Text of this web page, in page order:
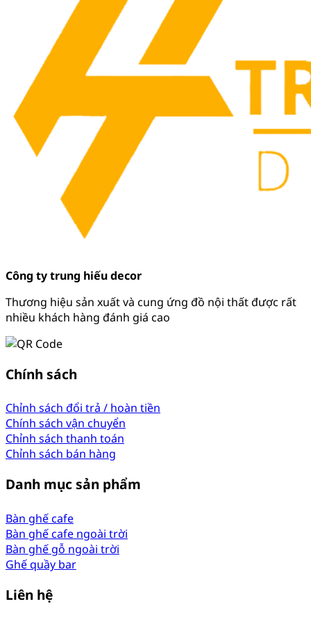
Công ty trung hiếu decor
Thương hiệu sản xuất và cung ứng đồ nội thất được rất
nhiều khách hàng đánh giá cao
Chính sách
Chỉnh sách đổi trả / hoàn tiền
Chính sách vận chuyển
Chỉnh sách thanh toán
Chỉnh sách bán hàng
Danh mục sản phẩm
Bàn ghế cafe
Bàn ghế cafe ngoài trời
Bàn ghế gỗ ngoài trời
Ghế quầy bar
Liên hệ